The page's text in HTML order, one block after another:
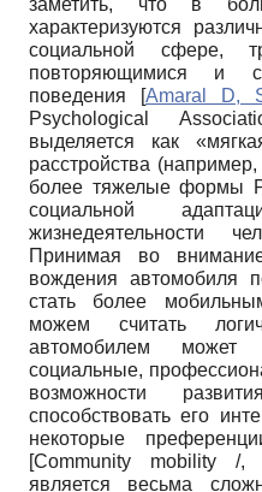
характеризуются
социальной сфере,
повторяющимися и
поведения
[Amaral D,
Psychological
выделяется как
расстройства
более тяжелые формы
социальной
жизнедеятельности
Принимая во
вождения автомобиля
стать более
можем считать
автомобилем может
социальные,
возможности
способствовать его
некоторые
[Community mobility /,
является весьма